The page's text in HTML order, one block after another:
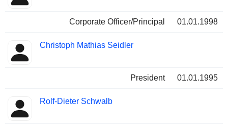
Corporate Officer/Principal 01.01.1998
Christoph Mathias Seidler
President 01.01.1995
Rolf-Dieter Schwalb